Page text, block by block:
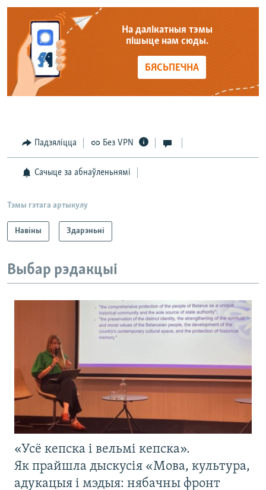
На далікатныя тэмы
пішыце нам сюды.
БЯСЬПЕЧНА
Падзяліцца Без VPN
Сачыце за абнаўленьнямі
Тэмы гэтага артыкулу
Навіны Здарэньні
Выбар рэдакцыі
«Усё кепска і вельмі кепска».
Як прайшла дыскусія «Мова, культура,
адукацыя і мэдыя: нябачны фронт